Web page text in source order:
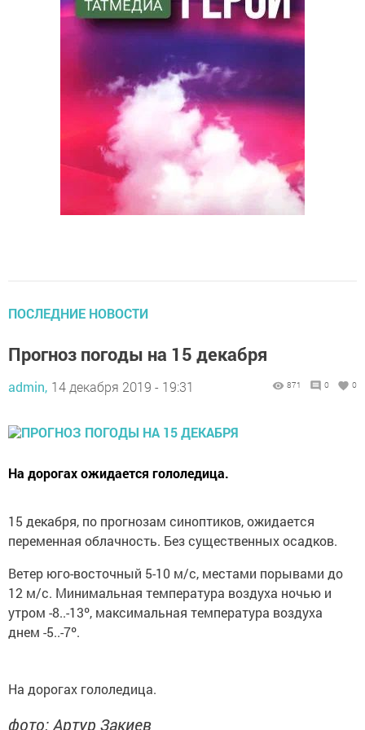
ПОСЛЕДНИЕ НОВОСТИ
Прогноз погоды на 15 декабря
admin, 14 декабря 2019 - 19:31 871 0 0
На дорогах ожидается гололедица.
15 декабря, по прогнозам синоптиков, ожидается
переменная облачность. Без существенных осадков.
Ветер юго-восточный 5-10 м/с, местами порывами до
12 м/с. Минимальная температура воздуха ночью и
утром -8..-13º, максимальная температура воздуха
днем -5..-7º.
На дорогах гололедица.
фото: Артур Закиев